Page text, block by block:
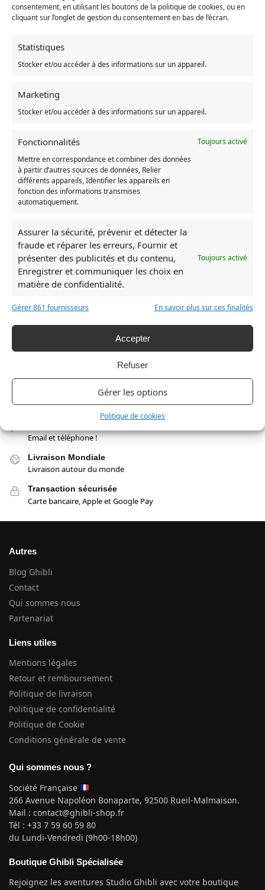
consentement, en utilisant les boutons de la politique de cookies, ou en
cliquant sur l’onglet de gestion du consentement en bas de l’écran.
Statistiques
Stocker et/ou accéder à des informations sur un appareil.
Marketing
Stocker et/ou accéder à des informations sur un appareil.
Fonctionnalités
Toujours activé
Mettre en correspondance et combiner des données
à partir d’autres sources de données, Relier
différents appareils, Identifier les appareils en
fonction des informations transmises
automatiquement.
Assurer la sécurité, prévenir et détecter la
fraude et réparer les erreurs, Fournir et
présenter des publicités et du contenu,
Enregistrer et communiquer les choix en
matière de confidentialité.
Toujours activé
Gérer 861 fournisseurs En savoir plus sur ces finalités
Accepter
Refuser
Gérer les options
Politique de cookies
Catégories : Accessoire Totoro,Mon voisin Totoro,
Produits similaires
RUPTURE DE STOCK
Rupture de stock
69,90€
Lire la suite
18,31€ –42,45
Aucun panier minimum
Email et téléphone !
Livraison Mondiale
Livraison autour du monde
Transaction sécurisée
Carte bancaire, Apple et Google Pay
Autres
Blog Ghibli
Contact
Qui sommes nous
Partenariat
Liens utiles
Mentions légales
Retour et remboursement
Politique de livraison
Politique de confidentialité
Politique de Cookie
Conditions générale de vente
Qui sommes nous ?
Société Française
266 Avenue Napoléon Bonaparte, 92500 Rueil-Malmaison.
Mail : contact@ghibli-shop.fr
Tél : +33 7 59 60 59 80
du Lundi-Vendredi (9h00-18h00)
Boutique Ghibli Spécialisée
Rejoignez les aventures Studio Ghibli avec votre boutique